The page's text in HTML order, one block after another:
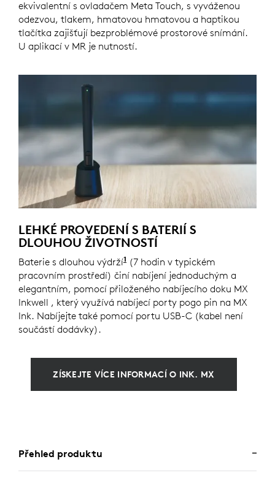
ekvivalentní s ovladačem Meta Touch, s vyváženou
odezvou, tlakem, hmatovou hmatovou a haptikou
tlačítka zajišťují bezproblémové prostorové snímání.
U aplikací v MR je nutností.
LEHKÉ PROVEDENÍ S BATERIÍ S
DLOUHOU ŽIVOTNOSTÍ
Baterie s dlouhou výdrží1 Životnost baterie se výrazně
(7 hodin v typickém
pracovním prostředí) činí nabíjení jednoduchým a
elegantním, pomocí přiloženého nabíjecího doku MX
Inkwell , který využívá nabíjecí porty pogo pin na MX
Ink. Nabíjejte také pomocí portu USB-C (kabel není
součástí dodávky).
ZÍSKEJTE VÍCE INFORMACÍ O INK. MX
Přehled produktu